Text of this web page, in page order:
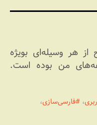
هر وسیله‌ای بویژه
من بوده است.
، فارسی‌سازی،